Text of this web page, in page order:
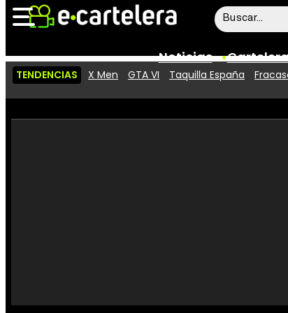
Noticias
Vídeos
TENDENCIAS X Men GTA VI Taquilla España